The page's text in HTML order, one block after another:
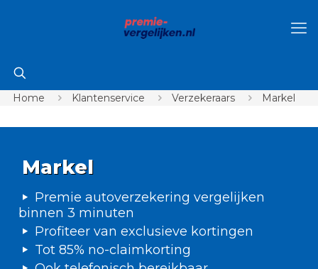
Home Klantenservice Verzekeraars Markel
Markel
Premie autoverzekering vergelijken
binnen 3 minuten
Profiteer van exclusieve kortingen
Tot 85% no-claimkorting